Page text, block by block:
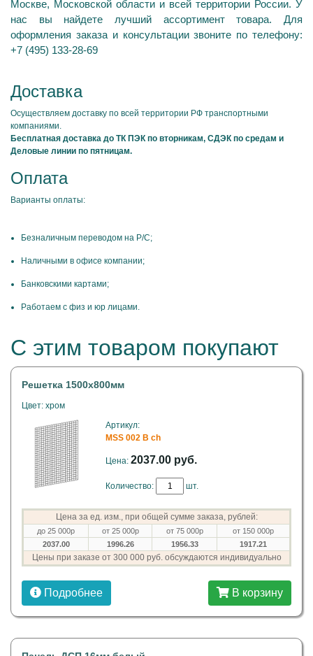
Москве, Московской области и всей территории России. У
нас вы найдете лучший ассортимент товара. Для
оформления заказа и консультации звоните по телефону:
+7 (495) 133-28-69
Доставка
Осуществляем доставку по всей территории РФ транспортными
компаниями.
Бесплатная доставка до ТК ПЭК по вторникам, СДЭК по средам и
Деловые линии по пятницам.
Оплата
Варианты оплаты:
Безналичным переводом на Р/С;
Наличными в офисе компании;
Банковскими картами;
Работаем с физ и юр лицами.
С этим товаром покупают
Решетка 1500х800мм
Цвет: хром
Артикул:
MSS 002 B ch
Цена: 2037.00 руб.
Количество: шт.
Цена за ед. изм., при общей сумме заказа, рублей:
до 25 000р от 25 000р от 75 000р
от 150 000р
2037.00
1996.26 1956.33 1917.21
Цены при заказе от 300 000 руб. обсуждаются индивидуально
Подробнее В корзину